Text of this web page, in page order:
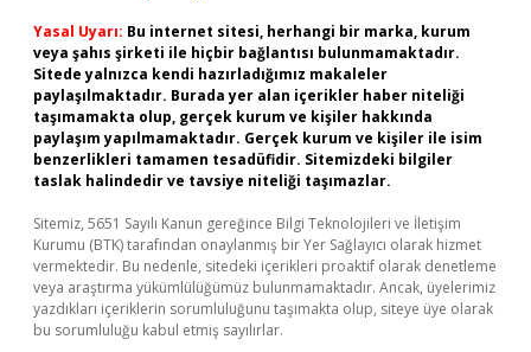
Yasal Uyarı: Bu internet sitesi, herhangi bir marka, kurum
veya şahıs şirketi ile hiçbir bağlantısı bulunmamaktadır.
Sitede yalnızca kendi hazırladığımız makaleler
paylaşılmaktadır. Burada yer alan içerikler haber niteliği
taşımamakta olup, gerçek kurum ve kişiler hakkında
paylaşım yapılmamaktadır. Gerçek kurum ve kişiler ile isim
benzerlikleri tamamen tesadüfidir. Sitemizdeki bilgiler
taslak halindedir ve tavsiye niteliği taşımazlar.
Sitemiz, 5651 Sayılı Kanun gereğince Bilgi Teknolojileri ve İletişim
Kurumu (BTK) tarafından onaylanmış bir Yer Sağlayıcı olarak hizmet
vermektedir. Bu nedenle, sitedeki içerikleri proaktif olarak denetleme
veya araştırma yükümlülüğümüz bulunmamaktadır. Ancak, üyelerimiz
yazdıkları içeriklerin sorumluluğunu taşımakta olup, siteye üye olarak
bu sorumluluğu kabul etmiş sayılırlar.